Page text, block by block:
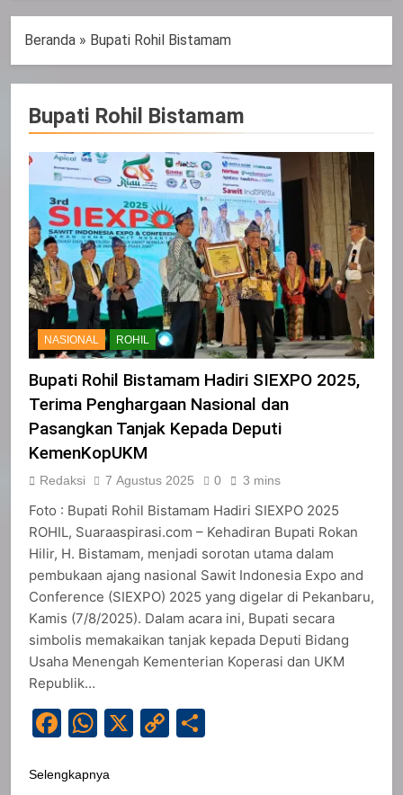
Beranda » Bupati Rohil Bistamam
Bupati Rohil Bistamam
NASIONAL ROHIL
Bupati Rohil Bistamam Hadiri SIEXPO 2025,
Terima Penghargaan Nasional dan
Pasangkan Tanjak Kepada Deputi
KemenKopUKM
Redaksi 7 Agustus 2025 0 3 mins
Foto : Bupati Rohil Bistamam Hadiri SIEXPO 2025
ROHIL, Suaraaspirasi.com – Kehadiran Bupati Rokan
Hilir, H. Bistamam, menjadi sorotan utama dalam
pembukaan ajang nasional Sawit Indonesia Expo and
Conference (SIEXPO) 2025 yang digelar di Pekanbaru,
Kamis (7/8/2025). Dalam acara ini, Bupati secara
simbolis memakaikan tanjak kepada Deputi Bidang
Usaha Menengah Kementerian Koperasi dan UKM
Republik…
Facebook
WhatsApp
X
Copy
Selengkapnya